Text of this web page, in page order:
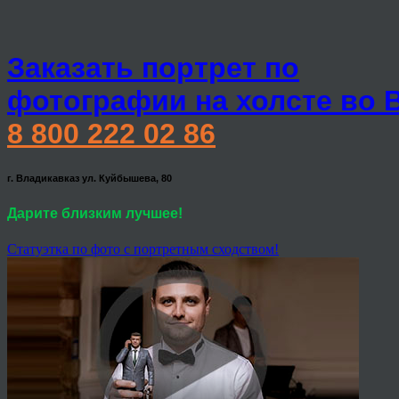
Заказать портрет по
фотографии на холсте во
8 800 222 02 86
г. Владикавказ ул. Куйбышева, 80
Дарите близким лучшее!
Статуэтка по фото с портретным сходством!